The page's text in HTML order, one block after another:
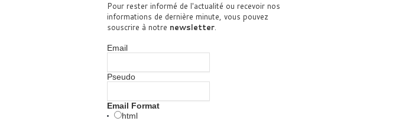
Pour rester informé de l'actualité ou recevoir nos
informations de dernière minute, vous pouvez
souscrire à notre newsletter.
Email
Pseudo
Email Format
html